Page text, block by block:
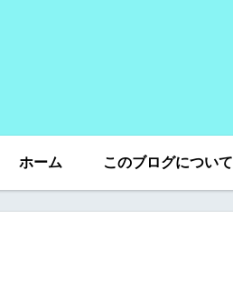
ホーム このブログについて